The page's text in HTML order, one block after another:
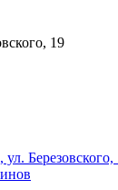
19